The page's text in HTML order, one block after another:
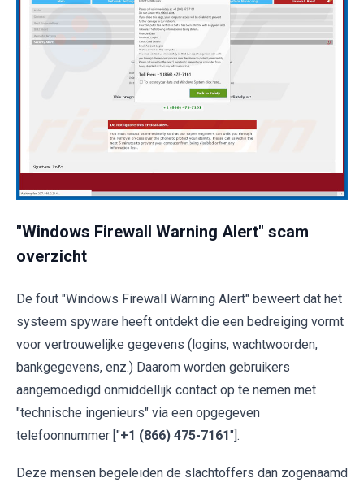
"Windows Firewall Warning Alert" scam
overzicht
De fout "Windows Firewall Warning Alert" beweert dat het
systeem spyware heeft ontdekt die een bedreiging vormt
voor vertrouwelijke gegevens (logins, wachtwoorden,
bankgegevens, enz.) Daarom worden gebruikers
aangemoedigd onmiddellijk contact op te nemen met
"technische ingenieurs" via een opgegeven
telefoonnummer ["+1 (866) 475-7161"].
Deze mensen begeleiden de slachtoffers dan zogenaamd